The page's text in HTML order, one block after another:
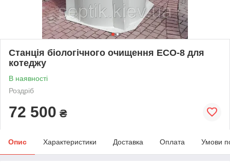
Станція біологічного очищення ECO-8 для
котеджу
В наявності
Роздріб
72 500 ₴
Опис Характеристики Доставка Оплата Умови